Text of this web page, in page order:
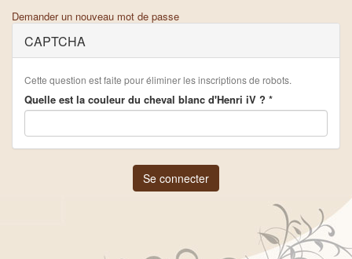
Demander un nouveau mot de passe
CAPTCHA
Cette question est faite pour éliminer les inscriptions de robots.
Quelle est la couleur du cheval blanc d'Henri iV ? *
Se connecter